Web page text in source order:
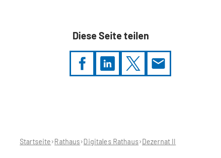
Diese Seite teilen
Startseite Rathaus Digitales Rathaus Dezernat II